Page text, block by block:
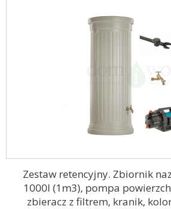
Zestaw retencyjny. Zbiornik
1000l (1m3), pompa
zbieracz z filtrem, kranik,